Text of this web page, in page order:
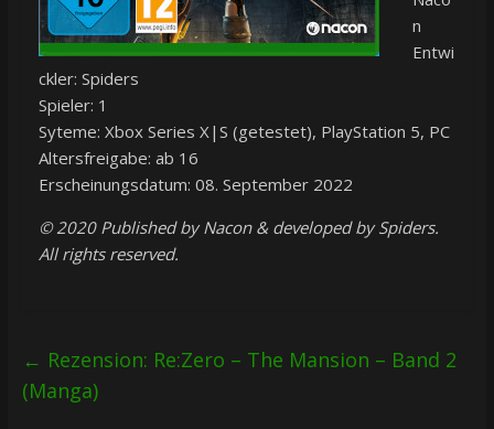
n
Entwi
ckler: Spiders
Spieler: 1
Syteme: Xbox Series X|S (getestet), PlayStation 5, PC
Altersfreigabe: ab 16
Erscheinungsdatum: 08. September 2022
© 2020 Published by Nacon & developed by Spiders.
All rights reserved.
← Rezension: Re:Zero – The Mansion – Band 2
(Manga)